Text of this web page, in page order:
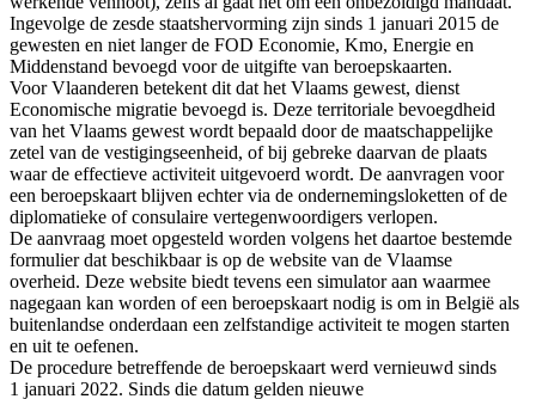
Ingevolge de zesde staatshervorming zijn sinds 1 januari 2015 de
gewesten en niet langer de FOD Economie, Kmo, Energie en
Middenstand bevoegd voor de uitgifte van beroepskaarten.
Voor Vlaanderen betekent dit dat het Vlaams gewest, dienst
Economische migratie bevoegd is. Deze territoriale bevoegdheid
van het Vlaams gewest wordt bepaald door de maatschappelijke
zetel van de vestigingseenheid, of bij gebreke daarvan de plaats
waar de effectieve activiteit uitgevoerd wordt. De aanvragen voor
een beroepskaart blijven echter via de ondernemingsloketten of de
diplomatieke of consulaire vertegenwoordigers verlopen.
De aanvraag moet opgesteld worden volgens het daartoe bestemde
formulier dat beschikbaar is op de website van de Vlaamse
overheid. Deze website biedt tevens een simulator aan waarmee
nagegaan kan worden of een beroepskaart nodig is om in België als
buitenlandse onderdaan een zelfstandige activiteit te mogen starten
en uit te oefenen.
De procedure betreffende de beroepskaart werd vernieuwd sinds
1 januari 2022. Sinds die datum gelden nieuwe